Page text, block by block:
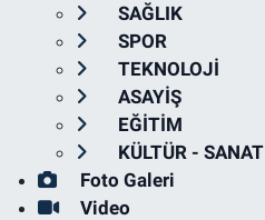
SAĞLIK
SPOR
TEKNOLOJİ
ASAYİŞ
EĞİTİM
KÜLTÜR - SANAT
Foto Galeri
Video